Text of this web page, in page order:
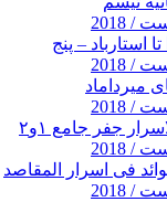
استارباد – پنج
میرداماد
جفر جامع ۱و۲
فی اسرار المقاصد